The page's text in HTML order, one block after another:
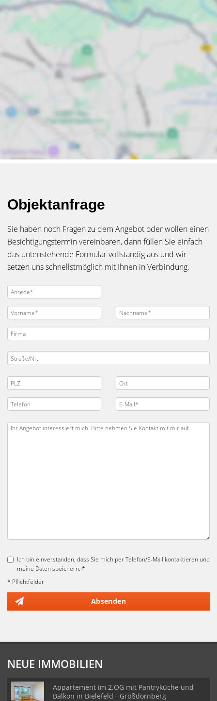
Objektanfrage
Sie haben noch Fragen zu dem Angebot oder wollen einen
Besichtigungstermin vereinbaren, dann füllen Sie einfach
das untenstehende Formular vollständig aus und wir
setzen uns schnellstmöglich mit Ihnen in Verbindung.
Ich bin einverstanden, dass Sie mich per Telefon/E-Mail kontaktieren und
meine Daten speichern. *
* Pflichtfelder
Absenden
NEUE IMMOBILIEN
Appartement im 2.OG mit Pantryküche und
Balkon in Bielefeld - Großdornberg